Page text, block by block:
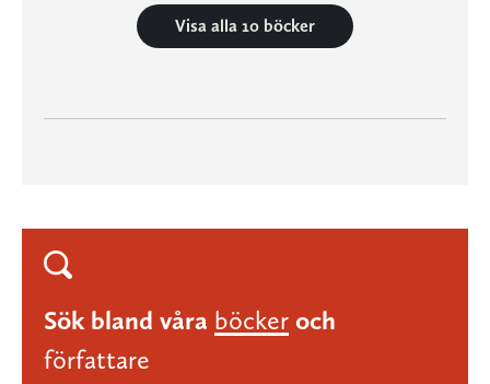
Visa alla 10 böcker
Sök bland våra böcker och
författare